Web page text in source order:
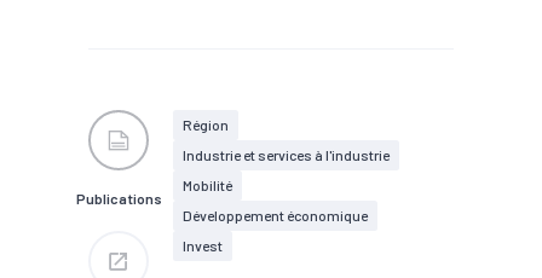
Communes
#Développement durable
#Emploi
#Filière
#Formation
#Innovation
#Investissement
Publications
Région
Industrie et services à l'industrie
Mobilité
Développement économique
Invest